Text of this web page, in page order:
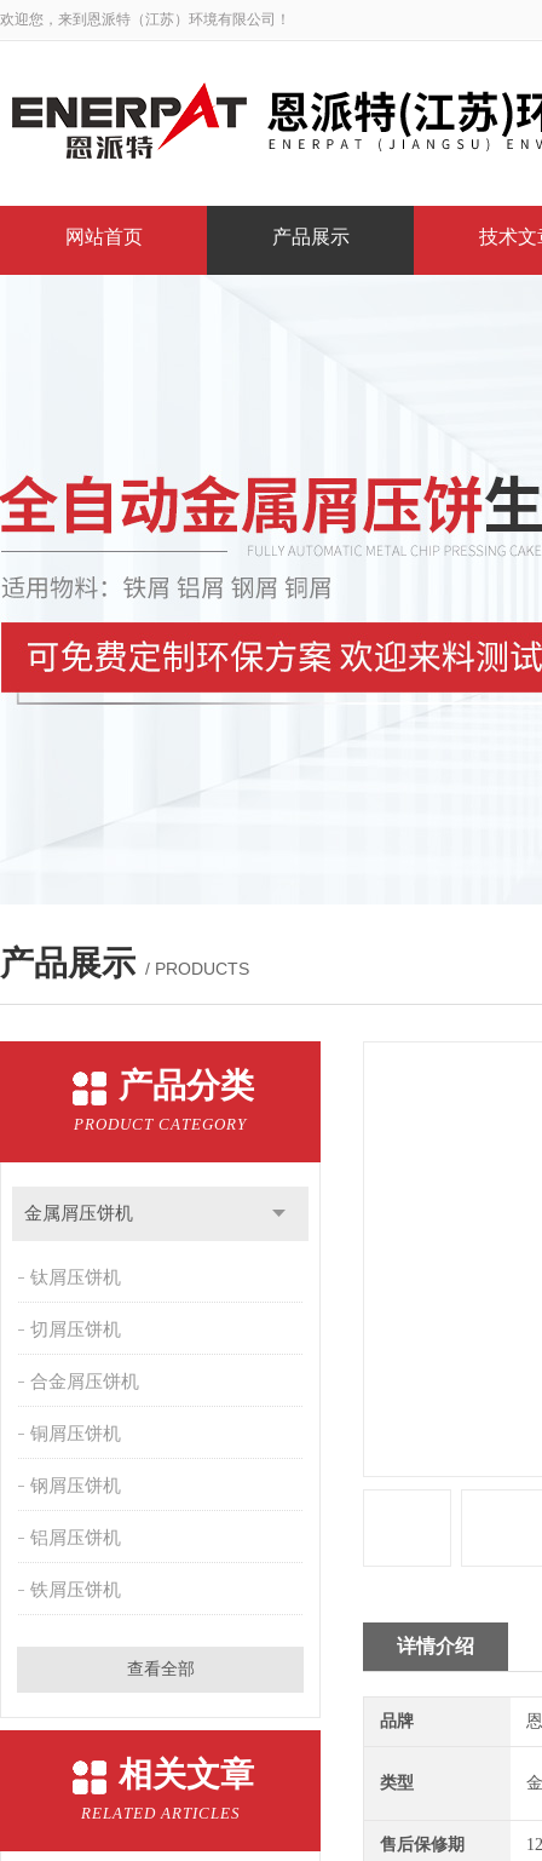
欢迎您，来到恩派特（江苏）环境有限公司！
网站首页 产品展示 技术文
产品展示 / PRODUCTS
产品分类
PRODUCT CATEGORY
金属屑压饼机
钛屑压饼机
切屑压饼机
合金屑压饼机
铜屑压饼机
钢屑压饼机
铝屑压饼机
铁屑压饼机
查看全部
相关文章
RELATED ARTICLES
详情介绍
品牌
类型
售后保修期